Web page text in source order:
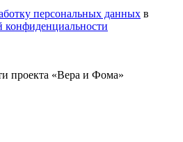
персональных данных в
конфиденциальности
проекта «Вера и Фома»